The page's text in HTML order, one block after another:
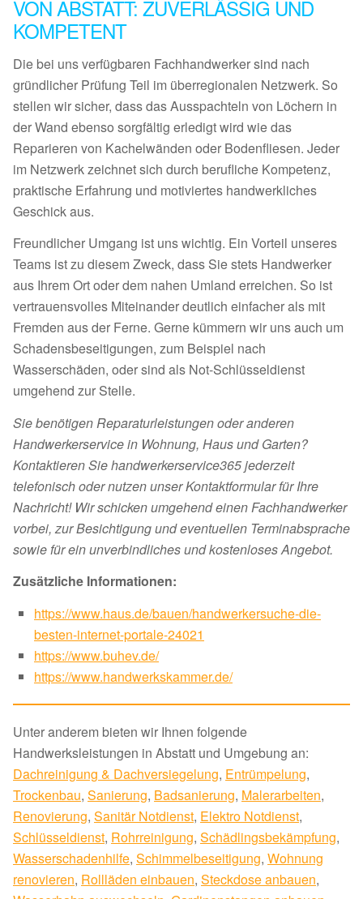
VON ABSTATT: ZUVERLÄSSIG UND
KOMPETENT
Die bei uns verfügbaren Fachhandwerker sind nach
gründlicher Prüfung Teil im überregionalen Netzwerk. So
stellen wir sicher, dass das Ausspachteln von Löchern in
der Wand ebenso sorgfältig erledigt wird wie das
Reparieren von Kachelwänden oder Bodenfliesen. Jeder
im Netzwerk zeichnet sich durch berufliche Kompetenz,
praktische Erfahrung und motiviertes handwerkliches
Geschick aus.
Freundlicher Umgang ist uns wichtig. Ein Vorteil unseres
Teams ist zu diesem Zweck, dass Sie stets Handwerker
aus Ihrem Ort oder dem nahen Umland erreichen. So ist
vertrauensvolles Miteinander deutlich einfacher als mit
Fremden aus der Ferne. Gerne kümmern wir uns auch um
Schadensbeseitigungen, zum Beispiel nach
Wasserschäden, oder sind als Not-Schlüsseldienst
umgehend zur Stelle.
Sie benötigen Reparaturleistungen oder anderen
Handwerkerservice in Wohnung, Haus und Garten?
Kontaktieren Sie handwerkerservice365 jederzeit
telefonisch oder nutzen unser Kontaktformular für Ihre
Nachricht! Wir schicken umgehend einen Fachhandwerker
vorbei, zur Besichtigung und eventuellen Terminabsprache
sowie für ein unverbindliches und kostenloses Angebot.
Zusätzliche Informationen:
https://www.haus.de/bauen/handwerkersuche-die-
besten-internet-portale-24021
https://www.buhev.de/
https://www.handwerkskammer.de/
Unter anderem bieten wir Ihnen folgende
Handwerksleistungen in Abstatt und Umgebung an:
Dachreinigung & Dachversiegelung, Entrümpelung,
Trockenbau, Sanierung, Badsanierung, Malerarbeiten,
Renovierung, Sanitär Notdienst, Elektro Notdienst,
Schlüsseldienst, Rohrreinigung, Schädlingsbekämpfung,
Wasserschadenhilfe, Schimmelbeseitigung, Wohnung
renovieren, Rollläden einbauen, Steckdose anbauen,